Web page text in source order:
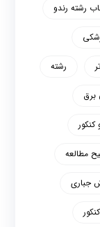
رشته رندو
رشته
برق
کنکور
مطالعه
جباری